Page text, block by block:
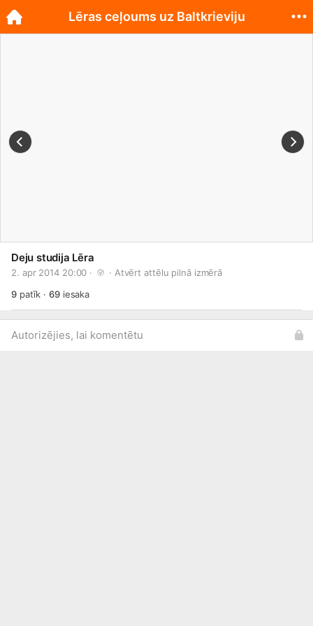
Deju studija Lēra
2. apr 2014 20:00 · · Atvērt attēlu pilnā izmērā
9patīk ·69iesaka
Autorizējies, lai komentētu
Lēras ceļoums uz Baltkrieviju